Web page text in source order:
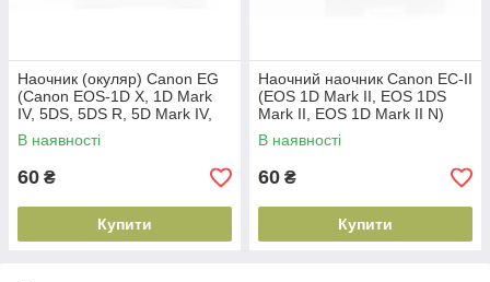
Наочник (окуляр) Canon EG
(Canon EOS-1D X, 1D Mark
IV, 5DS, 5DS R, 5D Mark IV,
5D Mark III, 7D)
В наявності
60 ₴
Купити
Наочний наочник Canon EC-II
(EOS 1D Mark II, EOS 1DS
Mark II, EOS 1D Mark II N)
В наявності
60 ₴
Купити